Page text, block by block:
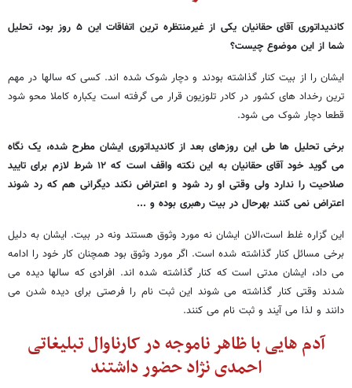
کاندیداتوری آقای حقانیان یکی از غیرمنتظره ترین اتفاقات این ۵ روز بود، تحلیل
شما از این موضوع چیست؟
ایشان را از بیت کنار گذاشته بودند و دچار شوک شده اند. کسی که سالها در مهم
ترین رخداد های کشور در کادر تلوزیون قرار می گرفته است یکباره کاملا محو شود
قطعا دچار شوک می شود.
برخی تحلیل ها طی این روزهای بعد از کاندیداتوری ایشان مطرح شده، یک نگاه
می گوید خود آقای حقانیان به این نکته واقف است که ۱۲ شرط لازم برای تایید
صلاحیت را ندارد ولی وقتی او رد شود و اعتراض نکند دیگرانی هم که رد شوند
اعتراض نمی کنند بهرحال در بیت رهبری بوده و ...
این گزاره غلط است،الان ایشان نه مورد وثوق هستند ونه در بیت. ایشان به دلیل
برخی مسائل کنار گذاشته شده است. اگر مورد وثوق بود همچنان کار خود را ادامه
می داد، ایشان مدتی است که کنار گذاشته شده اند. افرادی که سالها دیده می
شدند وقتی کنار گذاشته می شوند این ثبت نام را فرصتی برای دیده شدن می
دانند و لذا می آیند و ثبت نام می کنند.
آدم هایی با ظاهر ناموجه در کارناوال تبلیغاتی
احمدی نژاد حضور داشتند